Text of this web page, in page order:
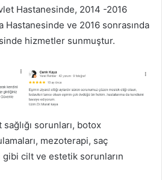
Hastanesinde, 2014 -2016
Hastanesinde ve 2016 sonrasında
hizmetler sunmuştur.
sorunları, botox
mezoterapi, saç
cilt ve estetik sorunların